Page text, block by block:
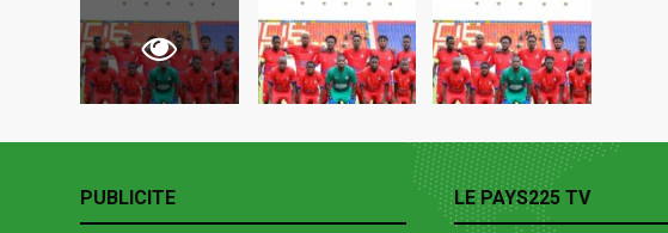
PUBLICITE LE PAYS225 TV